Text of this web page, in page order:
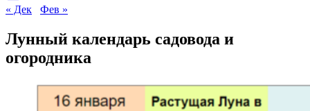
« Дек
Фев »
Лунный календарь садовода и
огородника